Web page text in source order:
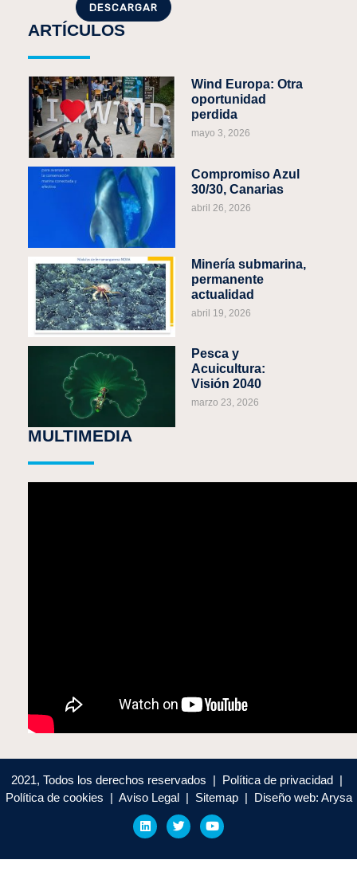
DESCARGAR
ARTÍCULOS
Wind Europa: Otra
oportunidad
perdida
mayo 3, 2026
Compromiso Azul
30/30, Canarias
abril 26, 2026
Minería submarina,
permanente
actualidad
abril 19, 2026
Pesca y
Acuicultura:
Visión 2040
marzo 23, 2026
MULTIMEDIA
2021, Todos los derechos reservados | Política de privacidad |
Política de cookies | Aviso Legal | Sitemap | Diseño web: Arysa